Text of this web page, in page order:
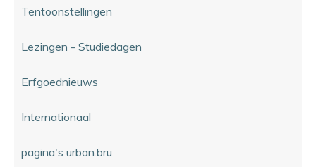
Tentoonstellingen
Lezingen - Studiedagen
Erfgoednieuws
Internationaal
pagina's urban.bru